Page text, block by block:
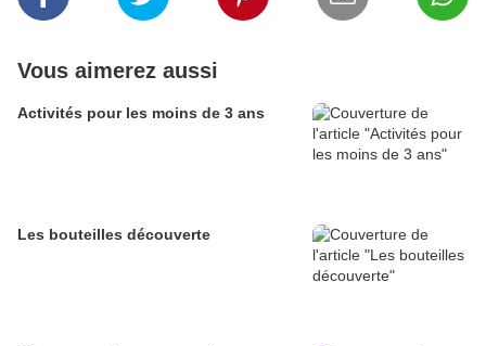
Vous aimerez aussi
Activités pour les moins de 3 ans
Les bouteilles découverte